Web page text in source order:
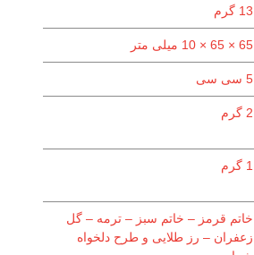
13 گرم
65 × 65 × 10 میلی متر
5 سی سی
2 گرم
1 گرم
خاتم قرمز – خاتم سبز – ترمه – گل
زعفران – رز طلایی و طرح دلخواه